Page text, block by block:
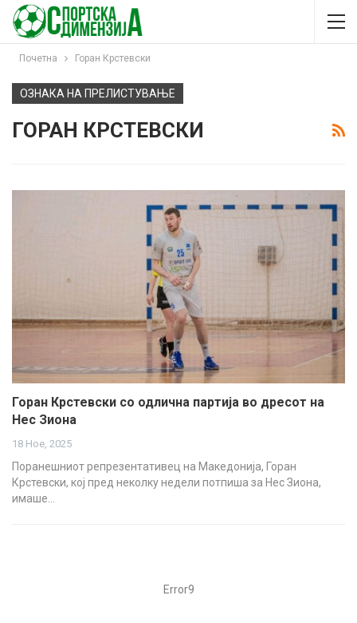
Почетна Горан Крстевски
ОЗНАКА НА ПРЕЛИСТУВАЊЕ
ГОРАН КРСТЕВСКИ
Горан Крстевски со одлична партија во дресот на
Нес Зиона
18 Ное, 2025
Поранешниот репрезентативец на Македонија, Горан
Крстевски, кој пред неколку недели потпиша за Нес Зиона,
имаше…
Error9